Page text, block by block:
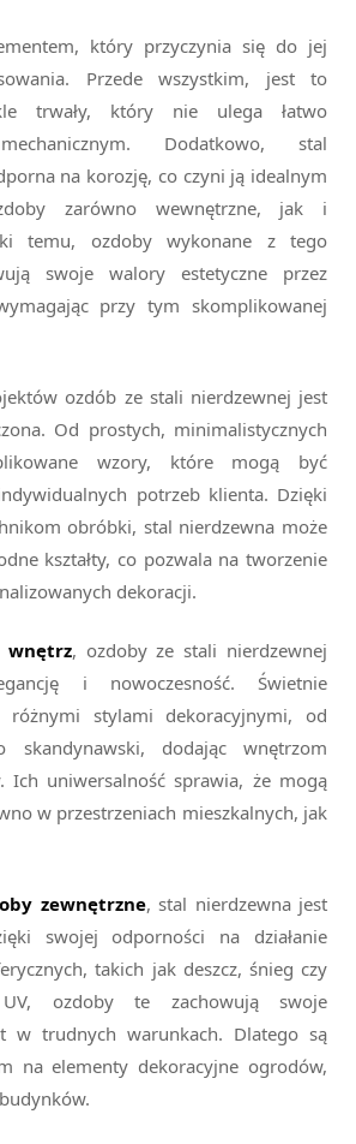
który przyczynia się do jej
Przede wszystkim, jest to
trwały, który nie ulega łatwo
Dodatkowo, stal
na korozję, co czyni ją idealnym
zarówno wewnętrzne, jak i
temu, ozdoby wykonane z tego
swoje walory estetyczne przez
przy tym skomplikowanej
ozdób ze stali nierdzewnej jest
Od prostych, minimalistycznych
wzory, które mogą być
potrzeb klienta. Dzięki
obróbki, stal nierdzewna może
kształty, co pozwala na tworzenie
dekoracji.
wnętrz, ozdoby ze stali nierdzewnej
i nowoczesność. Świetnie
stylami dekoracyjnymi, od
skandynawski, dodając wnętrzom
Ich uniwersalność sprawia, że mogą
w przestrzeniach mieszkalnych, jak
zewnętrzne, stal nierdzewna jest
swojej odporności na działanie
takich jak deszcz, śnieg czy
UV, ozdoby te zachowują swoje
w trudnych warunkach. Dlatego są
na elementy dekoracyjne ogrodów,